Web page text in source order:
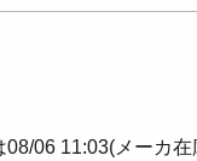
06 11:03(メーカ